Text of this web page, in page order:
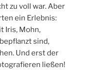
zu voll war. Aber
ein Erlebnis:
Iris, Mohn,
sind,
Und erst der
ließen!